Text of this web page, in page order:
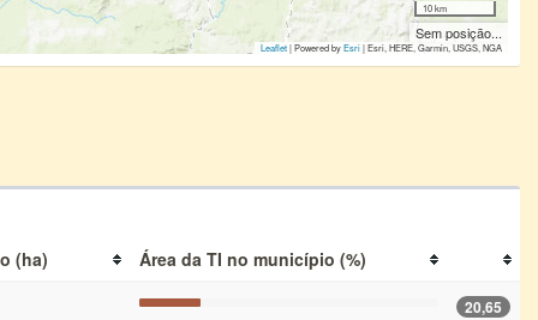
10 km
Sem posição...
Leaflet| Powered byEsri|Esri, HERE, Garmin, USGS, NGA
(ha) Área da TI no município (%)
20,65